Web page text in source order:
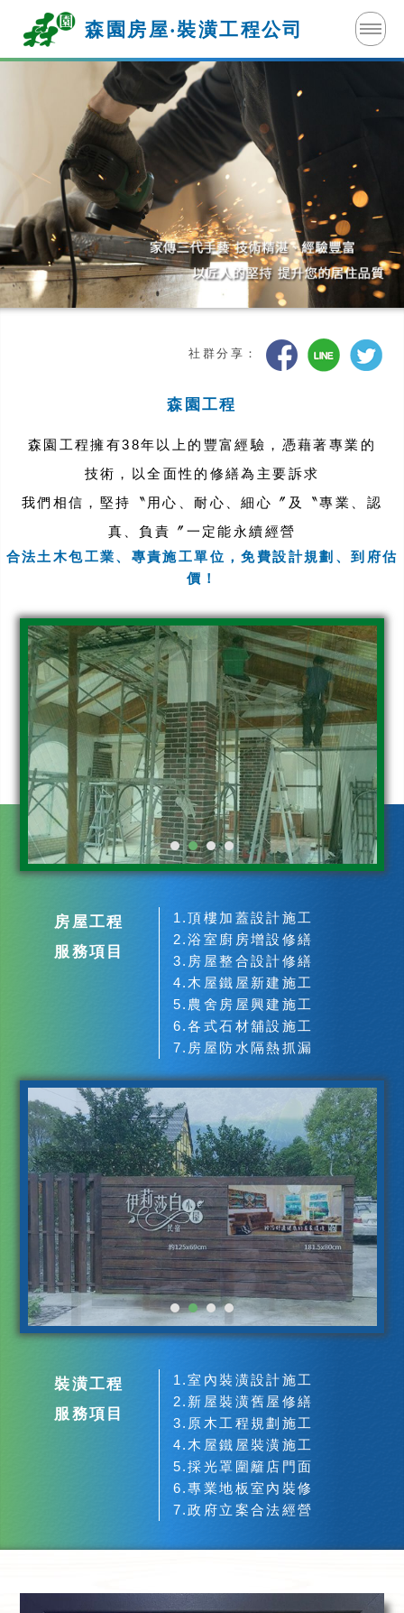
森園房屋‧裝潢工程公司
社群分享：
森園工程
森園工程擁有38年以上的豐富經驗，憑藉著專業的
技術，以全面性的修繕為主要訴求
我們相信，堅持〝用心、耐心、細心〞及〝專業、認
真、負責〞一定能永續經營
合法土木包工業、專責施工單位，免費設計規劃、到府估
價！
房屋工程
服務項目
1.頂樓加蓋設計施工
2.浴室廚房增設修繕
3.房屋整合設計修繕
4.木屋鐵屋新建施工
5.農舍房屋興建施工
6.各式石材舖設施工
7.房屋防水隔熱抓漏
裝潢工程
服務項目
1.室內裝潢設計施工
2.新屋裝潢舊屋修繕
3.原木工程規劃施工
4.木屋鐵屋裝潢施工
5.採光罩圍籬店門面
6.專業地板室內裝修
7.政府立案合法經營